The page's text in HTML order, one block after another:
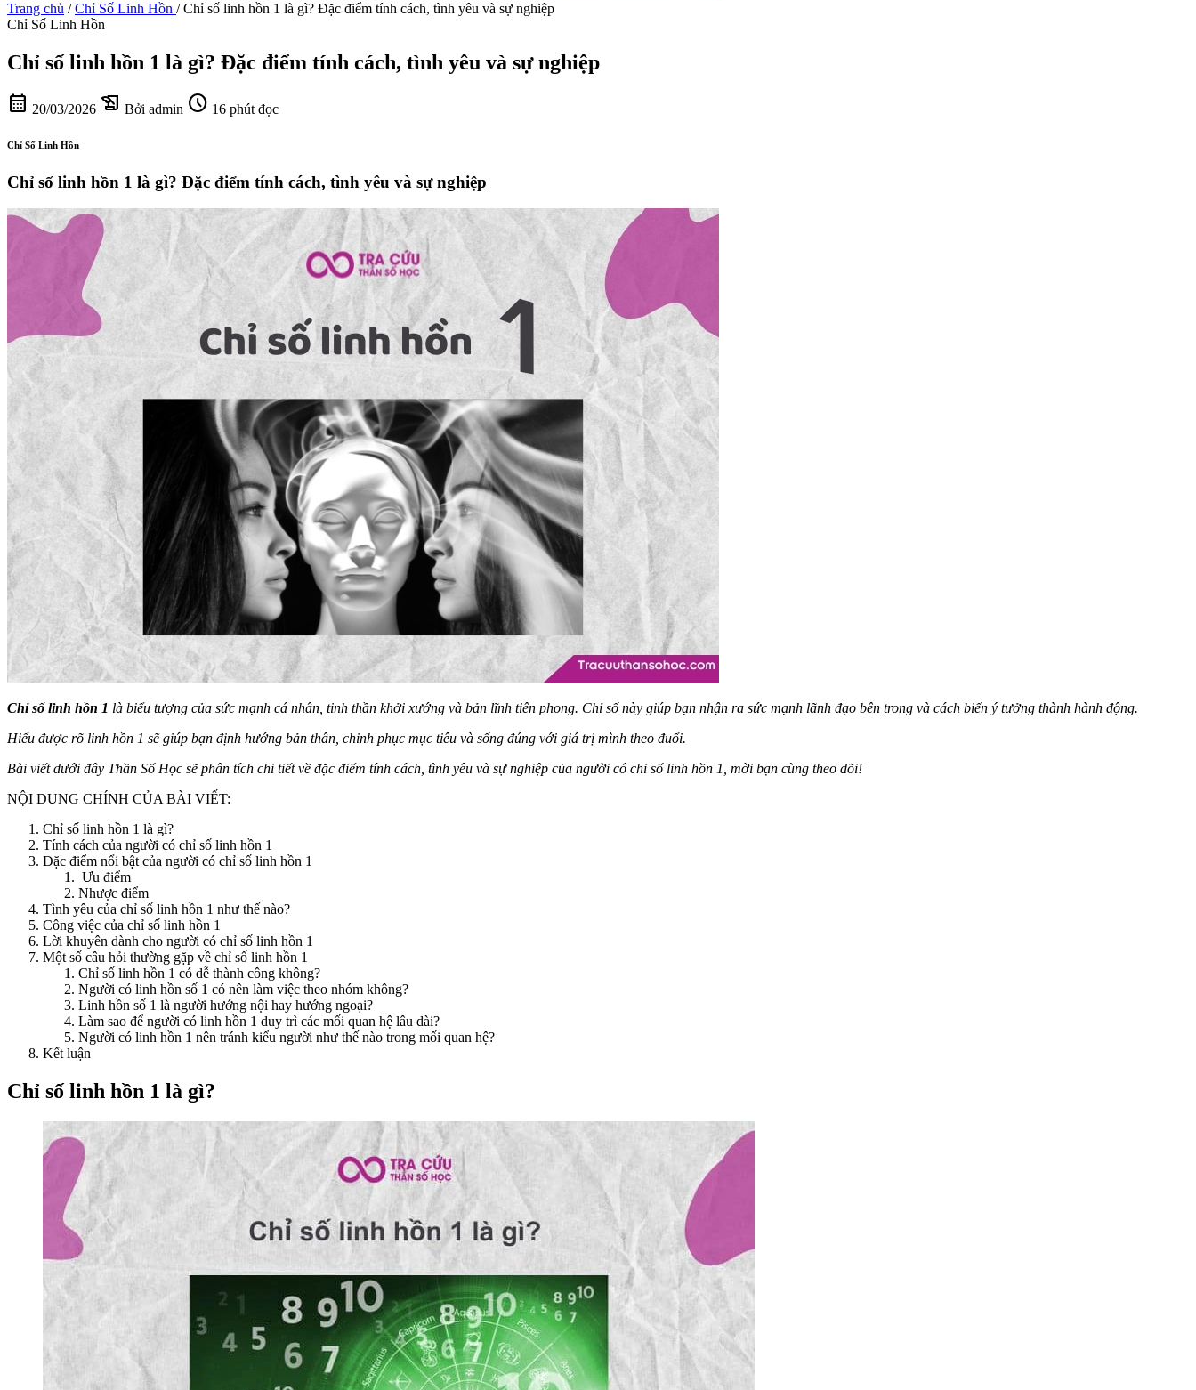
Trang chủ / Chỉ Số Linh Hồn / Chỉ số linh hồn 1 là gì? Đặc điểm tính cách, tình yêu và sự nghiệp
Chỉ Số Linh Hồn
Chỉ số linh hồn 1 là gì? Đặc điểm tính cách, tình yêu và sự nghiệp
calendar_month 20/03/2026 history_edu Bởi admin schedule 16 phút đọc
Chỉ Số Linh Hồn
Chỉ số linh hồn 1 là gì? Đặc điểm tính cách, tình yêu và sự nghiệp
Chỉ số linh hồn 1 là biểu tượng của sức mạnh cá nhân, tinh thần khởi xướng và bản lĩnh tiên phong. Chỉ số này giúp bạn nhận ra sức mạnh lãnh đạo bên trong và cách biến ý tưởng thành hành động.
Hiểu được rõ linh hồn 1 sẽ giúp bạn định hướng bản thân, chinh phục mục tiêu và sống đúng với giá trị mình theo đuổi.
Bài viết dưới đây Thần Số Học sẽ phân tích chi tiết về đặc điểm tính cách, tình yêu và sự nghiệp của người có chỉ số linh hồn 1, mời bạn cùng theo dõi!
NỘI DUNG CHÍNH CỦA BÀI VIẾT:
Chỉ số linh hồn 1 là gì?
Tính cách của người có chỉ số linh hồn 1
Đặc điểm nổi bật của người có chỉ số linh hồn 1
Ưu điểm
Nhược điểm
Tình yêu của chỉ số linh hồn 1 như thế nào?
Công việc của chỉ số linh hồn 1
Lời khuyên dành cho người có chỉ số linh hồn 1
Một số câu hỏi thường gặp về chỉ số linh hồn 1
Chỉ số linh hồn 1 có dễ thành công không?
Người có linh hồn số 1 có nên làm việc theo nhóm không?
Linh hồn số 1 là người hướng nội hay hướng ngoại?
Làm sao để người có linh hồn 1 duy trì các mối quan hệ lâu dài?
Người có linh hồn 1 nên tránh kiểu người như thế nào trong mối quan hệ?
Kết luận
Chỉ số linh hồn 1 là gì?